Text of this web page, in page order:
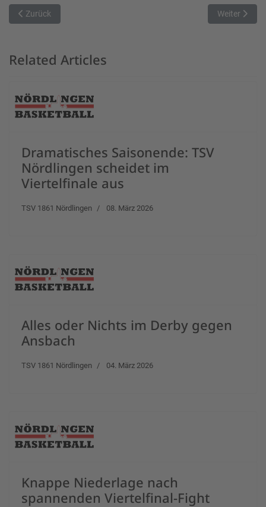
Vorheriger Beitrag: Neue Herausforderung der Damen des TV
Zurück Nächster
Weiter
Related Articles
Dramatisches Saisonende: TSV
Nördlingen scheidet im
Viertelfinale aus
TSV 1861 Nördlingen 08. März 2026
Alles oder Nichts im Derby gegen
Ansbach
TSV 1861 Nördlingen 04. März 2026
Knappe Niederlage nach
spannenden Viertelfinal-Fight